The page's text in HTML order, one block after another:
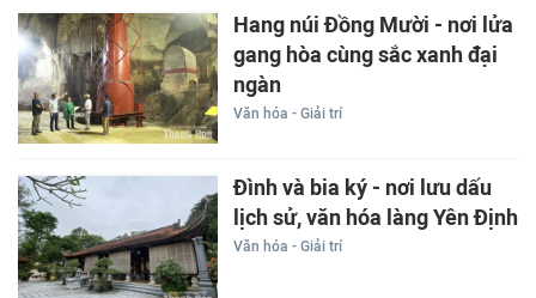
Hang núi Đồng Mười - nơi lửa
gang hòa cùng sắc xanh đại
ngàn
Văn hóa - Giải trí
Đình và bia ký - nơi lưu dấu
lịch sử, văn hóa làng Yên Định
Văn hóa - Giải trí